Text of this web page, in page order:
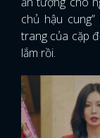
chủ hậu
trang của cặp
lắm rồi.